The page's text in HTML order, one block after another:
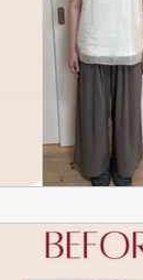
メイクレッスン
グループ診断
メニュー紹介